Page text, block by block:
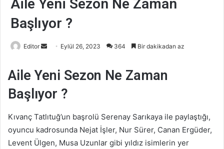
Aile Yeni Sezon Ne Zaman
Başlıyor ?
Editor
e
-
o
s
t
Eylül 26, 2023 364 Bir dakikadan az
Aile Yeni Sezon Ne Zaman
Başlıyor ?
Kıvanç Tatlıtuğ’un başrolü Serenay Sarıkaya ile paylaştığı,
oyuncu kadrosunda Nejat İşler, Nur Sürer, Canan Ergüder,
Levent Ülgen, Musa Uzunlar gibi yıldız isimlerin yer